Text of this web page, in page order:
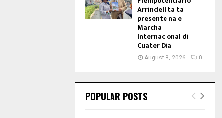
Arrindell ta ta
presente na e
Marcha
Internacional di
Cuater Dia
August 8, 2026 0
POPULAR POSTS